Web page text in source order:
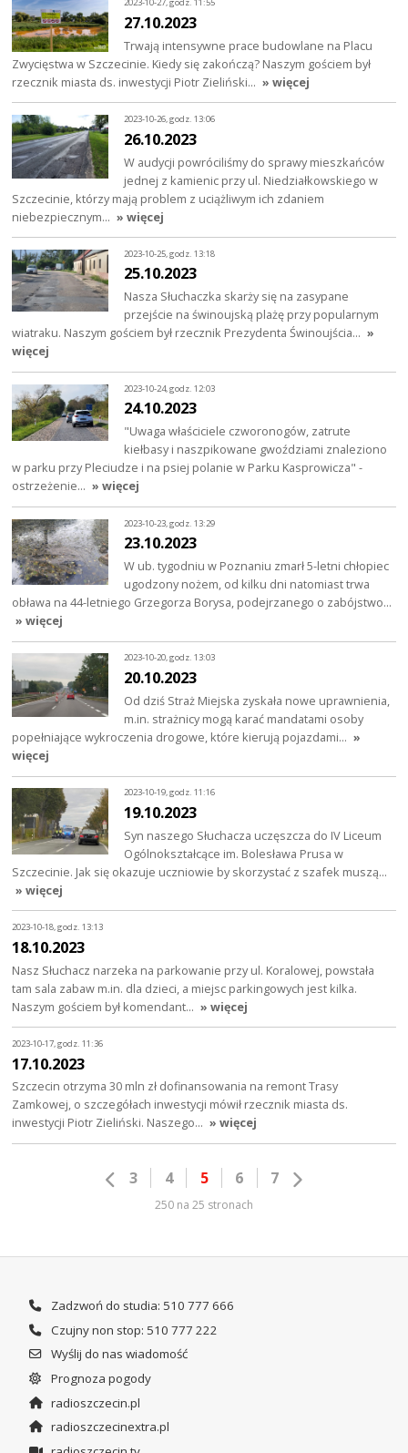
2023-10-27, godz. 11:55
27.10.2023
Trwają intensywne prace budowlane na Placu
Zwycięstwa w Szczecinie. Kiedy się zakończą? Naszym gościem był
rzecznik miasta ds. inwestycji Piotr Zieliński… » więcej
2023-10-26, godz. 13:06
26.10.2023
W audycji powróciliśmy do sprawy mieszkańców
jednej z kamienic przy ul. Niedziałkowskiego w
Szczecinie, którzy mają problem z uciążliwym ich zdaniem
niebezpiecznym… » więcej
2023-10-25, godz. 13:18
25.10.2023
Nasza Słuchaczka skarży się na zasypane
przejście na świnoujską plażę przy popularnym
wiatraku. Naszym gościem był rzecznik Prezydenta Świnoujścia… »
więcej
2023-10-24, godz. 12:03
24.10.2023
"Uwaga właściciele czworonogów, zatrute
kiełbasy i naszpikowane gwoździami znaleziono
w parku przy Pleciudze i na psiej polanie w Parku Kasprowicza" -
ostrzeżenie… » więcej
2023-10-23, godz. 13:29
23.10.2023
W ub. tygodniu w Poznaniu zmarł 5-letni chłopiec
ugodzony nożem, od kilku dni natomiast trwa
obława na 44-letniego Grzegorza Borysa, podejrzanego o zabójstwo…
» więcej
2023-10-20, godz. 13:03
20.10.2023
Od dziś Straż Miejska zyskała nowe uprawnienia,
m.in. strażnicy mogą karać mandatami osoby
popełniające wykroczenia drogowe, które kierują pojazdami… »
więcej
2023-10-19, godz. 11:16
19.10.2023
Syn naszego Słuchacza uczęszcza do IV Liceum
Ogólnokształcące im. Bolesława Prusa w
Szczecinie. Jak się okazuje uczniowie by skorzystać z szafek muszą…
» więcej
2023-10-18, godz. 13:13
18.10.2023
Nasz Słuchacz narzeka na parkowanie przy ul. Koralowej, powstała
tam sala zabaw m.in. dla dzieci, a miejsc parkingowych jest kilka.
Naszym gościem był komendant… » więcej
2023-10-17, godz. 11:36
17.10.2023
Szczecin otrzyma 30 mln zł dofinansowania na remont Trasy
Zamkowej, o szczegółach inwestycji mówił rzecznik miasta ds.
inwestycji Piotr Zieliński. Naszego… » więcej
3 4 5 6 7
250 na 25 stronach
Zadzwoń do studia: 510 777 666
Czujny non stop: 510 777 222
Wyślij do nas wiadomość
Prognoza pogody
radioszczecin.pl
radioszczecinextra.pl